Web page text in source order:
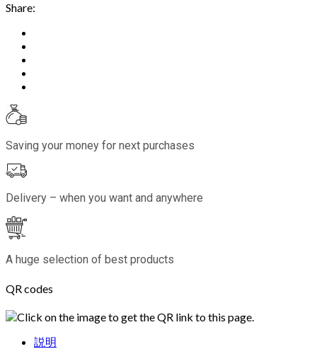
Share:
Saving your money for next purchases
Delivery – when you want and anywhere
A huge selection of best products
QR codes
Click on the image to get the QR link to this page.
説明